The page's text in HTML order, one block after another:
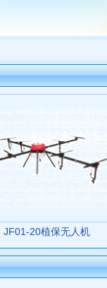
JF01-20植保无人机